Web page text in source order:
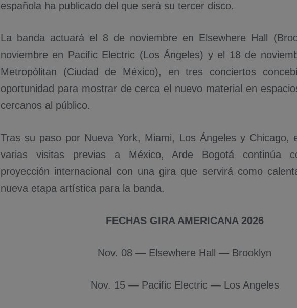
española ha publicado del que será su tercer disco.
La banda actuará el 8 de noviembre en Elsewhere Hall
noviembre en Pacific Electric (Los Ángeles) y el 18 de
Metropólitan (Ciudad de México), en tres conciertos
oportunidad para mostrar de cerca el nuevo material en
cercanos al público.
Tras su paso por Nueva York, Miami, Los Ángeles y Chicago,
varias visitas previas a México, Arde Bogotá continúa
proyección internacional con una gira que servirá como
nueva etapa artística para la banda.
FECHAS GIRA AMERICANA 2026
Nov. 08 — Elsewhere Hall — Brooklyn
Nov. 15 — Pacific Electric — Los Angeles